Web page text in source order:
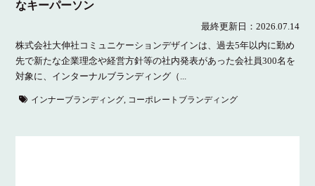
なキーパーソン
最終更新日： 2026.07.14
株式会社大伸社コミュニケーションデザインは、過去5年以内に勤め
先で新たな企業理念や経営方針等の社内発表があった会社員300名を
対象に、インターナルブランディング（...
インナーブランディング, コーポレートブランディング